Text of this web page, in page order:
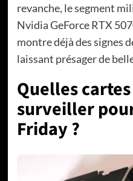
revanche, le segment
Nvidia GeForce RTX
montre déjà des signes
laissant présager de
Quelles
surveiller
Friday ?